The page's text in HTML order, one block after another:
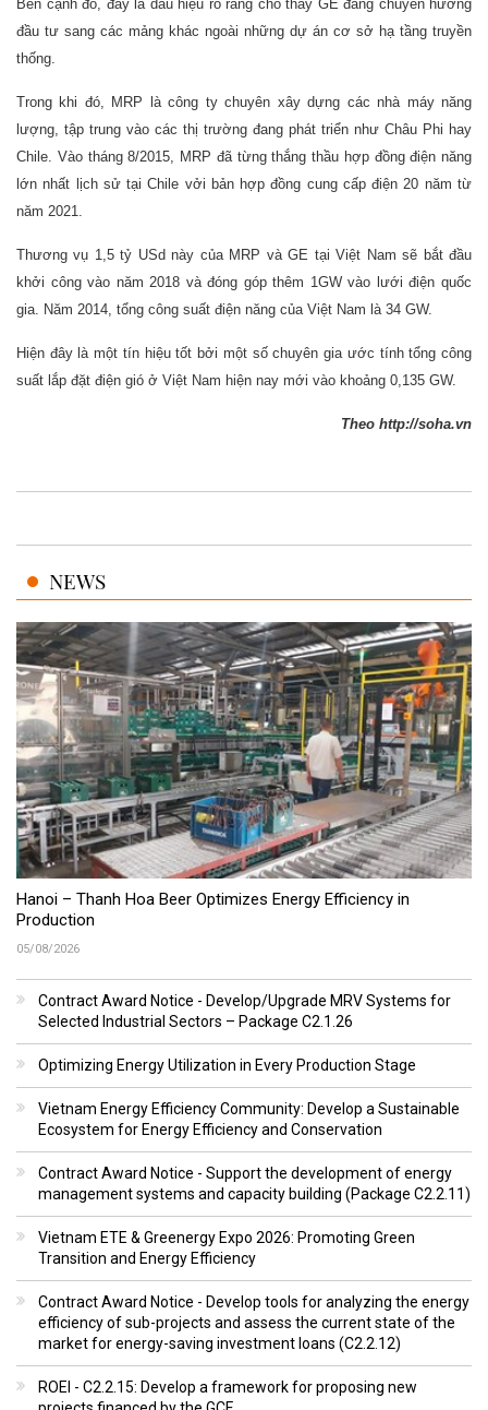
Bên cạnh đó, đây là dấu hiệu rõ ràng cho thấy GE đang chuyển hướng
đầu tư sang các mảng khác ngoài những dự án cơ sở hạ tầng truyền
thống.
Trong khi đó, MRP là công ty chuyên xây dựng các nhà máy năng
lượng, tập trung vào các thị trường đang phát triển như Châu Phi hay
Chile. Vào tháng 8/2015, MRP đã từng thắng thầu hợp đồng điện năng
lớn nhất lịch sử tại Chile vởi bản hợp đồng cung cấp điện 20 năm từ
năm 2021.
Thương vụ 1,5 tỷ USd này của MRP và GE tại Việt Nam sẽ bắt đầu
khởi công vào năm 2018 và đóng góp thêm 1GW vào lưới điện quốc
gia. Năm 2014, tổng công suất điện năng của Việt Nam là 34 GW.
Hiện đây là một tín hiệu tốt bởi một số chuyên gia ước tính tổng công
suất lắp đặt điện gió ở Việt Nam hiện nay mới vào khoảng 0,135 GW.
Theo http://soha.vn
NEWS
Hanoi – Thanh Hoa Beer Optimizes Energy Efficiency in
Production
05/08/2026
Contract Award Notice - Develop/Upgrade MRV Systems for
Selected Industrial Sectors – Package C2.1.26
Optimizing Energy Utilization in Every Production Stage
Vietnam Energy Efficiency Community: Develop a Sustainable
Ecosystem for Energy Efficiency and Conservation
Contract Award Notice - Support the development of energy
management systems and capacity building (Package C2.2.11)
Vietnam ETE & Greenergy Expo 2026: Promoting Green
Transition and Energy Efficiency
Contract Award Notice - Develop tools for analyzing the energy
efficiency of sub-projects and assess the current state of the
market for energy-saving investment loans (C2.2.12)
ROEI - C2.2.15: Develop a framework for proposing new